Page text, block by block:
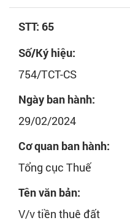
STT: 65
Số/Ký hiệu:
754/TCT-CS
Ngày ban hành:
29/02/2024
Cơ quan ban hành:
Tổng cục Thuế
Tên văn bản:
V/v tiền thuê đất